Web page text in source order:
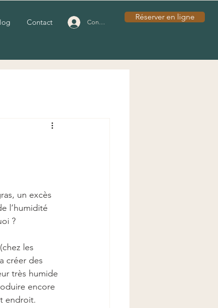
Contact Connexion
Réserver en ligne
un excès
l’humidité
?
les
créer des
très humide
encore
endroit.